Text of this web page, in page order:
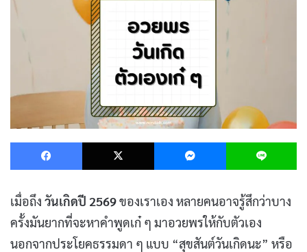
Facebook X Messenger
เมื่อถึง วันเกิดปี 2569ของเราเอง หลายคนอาจรู้สึกว่าบาง
ครั้งมันยากที่จะหาคำพูดเก๋ ๆ มาอวยพรให้กับตัวเอง
นอกจากประโยคธรรมดา ๆ แบบ “สุขสันต์วันเกิดนะ” หรือ